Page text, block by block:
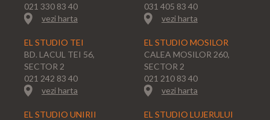
021 330 83 40
vezi harta
031 405 83 40
vezi harta
EL STUDIO TEI
BD. LACUL TEI 56,
SECTOR 2
021 242 83 40
vezi harta
EL STUDIO MOSILOR
CALEA MOSILOR 260,
SECTOR 2
021 210 83 40
vezi harta
EL STUDIO UNIRII
EL STUDIO LUJERULUI